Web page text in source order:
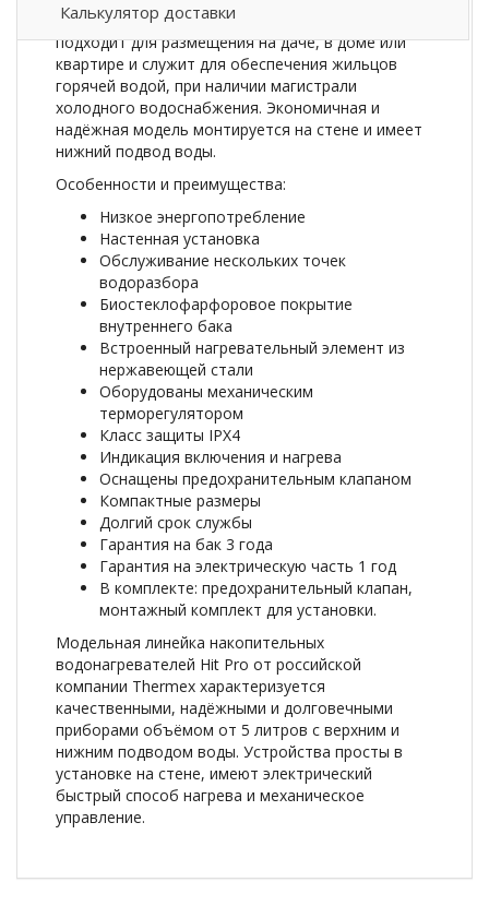
Калькулятор доставки
)небольшого 5-литрового объёма прекрасно
подходит для размещения на даче, в доме или
квартире и служит для обеспечения жильцов
горячей водой, при наличии магистрали
холодного водоснабжения. Экономичная и
надёжная модель монтируется на стене и имеет
нижний подвод воды.
Особенности и преимущества:
Низкое энергопотребление
Настенная установка
Обслуживание нескольких точек
водоразбора
Биостеклофарфоровое покрытие
внутреннего бака
Встроенный нагревательный элемент из
нержавеющей стали
Оборудованы механическим
терморегулятором
Класс защиты IPX4
Индикация включения и нагрева
Оснащены предохранительным клапаном
Компактные размеры
Долгий срок службы
Гарантия на бак 3 года
Гарантия на электрическую часть 1 год
В комплекте: предохранительный клапан,
монтажный комплект для установки.
Модельная линейка накопительных
водонагревателей Hit Pro от российской
компании Thermex характеризуется
качественными, надёжными и долговечными
приборами объёмом от 5 литров с верхним и
нижним подводом воды. Устройства просты в
установке на стене, имеют электрический
быстрый способ нагрева и механическое
управление.